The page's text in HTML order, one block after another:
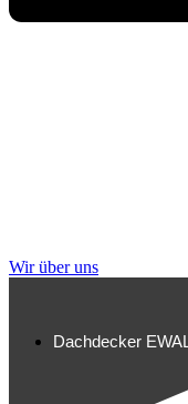
Wir über uns
Dachdecker